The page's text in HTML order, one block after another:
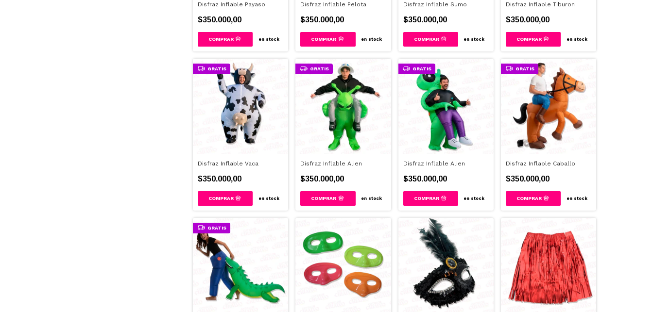
Disfraz Inflable Payaso
$350.000,00
en stock
Disfraz Inflable Pelota
$350.000,00
en stock
Disfraz Inflable Sumo
$350.000,00
en stock
Disfraz Inflable Tiburon
$350.000,00
en stock
GRATIS
Disfraz Inflable Vaca
$350.000,00
en stock
GRATIS
Disfraz Inflable Alien
$350.000,00
en stock
GRATIS
Disfraz Inflable Alien
$350.000,00
en stock
GRATIS
Disfraz Inflable Caballo
$350.000,00
en stock
GRATIS